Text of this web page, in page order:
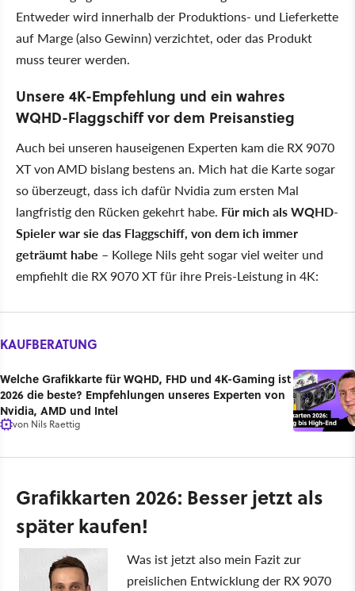
Entweder wird innerhalb der Produktions- und Lieferkette
auf Marge (also Gewinn) verzichtet, oder das Produkt
muss teurer werden.
Unsere 4K-Empfehlung und ein wahres
WQHD-Flaggschiff vor dem Preisanstieg
Auch bei unseren hauseigenen Experten kam die RX 9070
XT von AMD bislang bestens an. Mich hat die Karte sogar
so überzeugt, dass ich dafür Nvidia zum ersten Mal
langfristig den Rücken gekehrt habe. Für mich als WQHD-
Spieler war sie das Flaggschiff, von dem ich immer
geträumt habe – Kollege Nils geht sogar viel weiter und
empfiehlt die RX 9070 XT für ihre Preis-Leistung in 4K:
KAUFBERATUNG
Welche Grafikkarte für WQHD, FHD und 4K-Gaming ist
2026 die beste? Empfehlungen unseres Experten von
Nvidia, AMD und Intel
von Nils Raettig
Grafikkarten 2026: Besser jetzt als
später kaufen!
Was ist jetzt also mein Fazit zur
preislichen Entwicklung der RX 9070